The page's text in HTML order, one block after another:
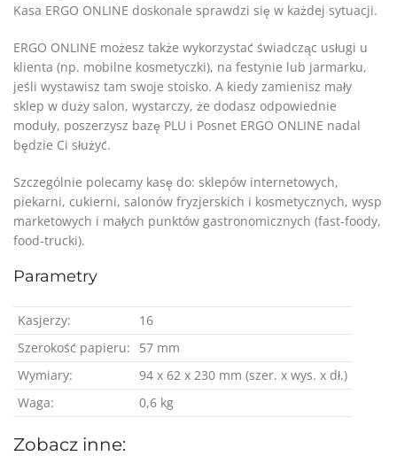
Kasa ERGO ONLINE doskonale sprawdzi się w każdej sytuacji.
ERGO ONLINE możesz także wykorzystać świadcząc usługi u
klienta (np. mobilne kosmetyczki), na festynie lub jarmarku,
jeśli wystawisz tam swoje stoisko. A kiedy zamienisz mały
sklep w duży salon, wystarczy, że dodasz odpowiednie
moduły, poszerzysz bazę PLU i Posnet ERGO ONLINE nadal
będzie Ci służyć.
Szczególnie polecamy kasę do: sklepów internetowych,
piekarni, cukierni, salonów fryzjerskich i kosmetycznych, wysp
marketowych i małych punktów gastronomicznych (fast-foody,
food-trucki).
Parametry
Kasjerzy:
16
Szerokość papieru:
57 mm
Wymiary:
94 x 62 x 230 mm (szer. x wys. x dł.)
Waga:
0,6 kg
Zobacz inne: